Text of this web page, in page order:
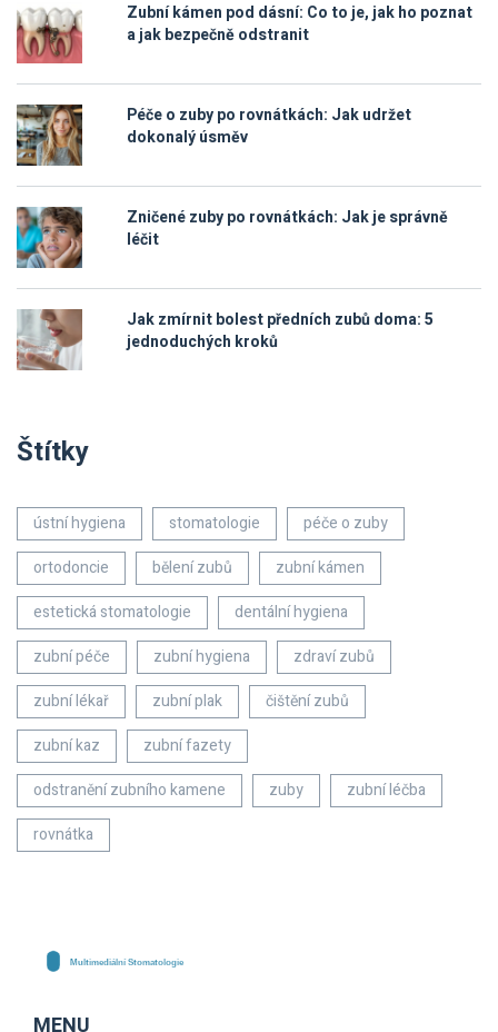
Zubní kámen pod dásní: Co to je, jak ho poznat
a jak bezpečně odstranit
Péče o zuby po rovnátkách: Jak udržet
dokonalý úsměv
Zničené zuby po rovnátkách: Jak je správně
léčit
Jak zmírnit bolest předních zubů doma: 5
jednoduchých kroků
Štítky
ústní hygiena stomatologie
péče o zuby
ortodoncie
bělení zubů
zubní kámen
estetická stomatologie
dentální hygiena
zubní péče
zubní hygiena
zdraví zubů
zubní lékař
zubní plak
čištění zubů
zubní kaz
zubní fazety
odstranění zubního kamene
zuby
zubní léčba
rovnátka